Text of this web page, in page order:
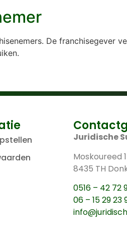
De franchisegever
Juridische
Moskoureed 1
8435 TH
0516 – 42 72
06 – 15 29 23